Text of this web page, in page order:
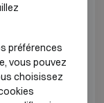
AU
Dimensions
préférences
vous pouvez
choisissez